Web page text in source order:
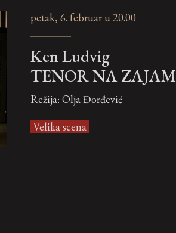
petak, 6. februar u 20.00
Ken Ludvig
TENOR NA ZAJAM
Režija: Olja Đorđević
Velika scena